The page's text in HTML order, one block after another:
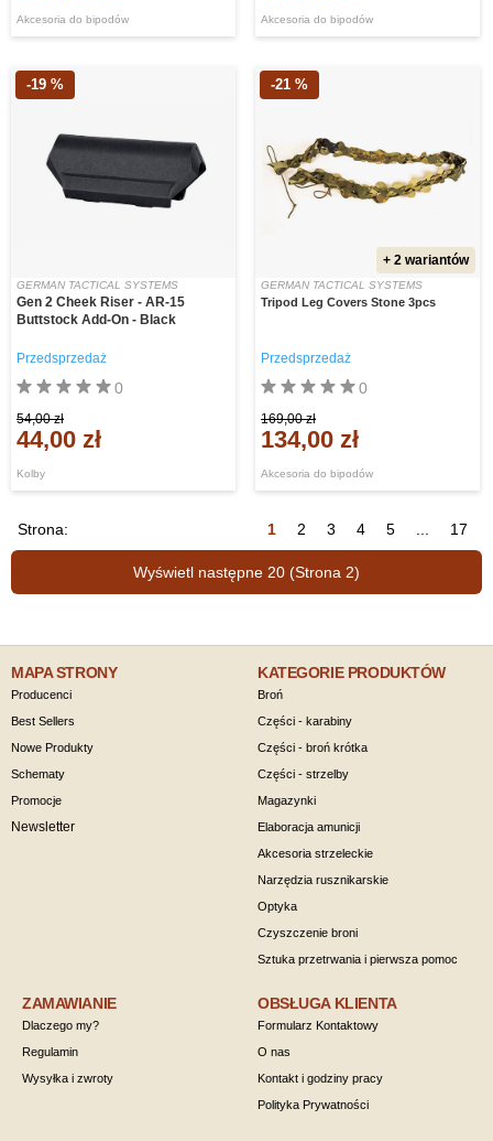
Akcesoria do bipodów Akcesoria do bipodów
-19 %
GERMAN TACTICAL SYSTEMS
Gen 2 Cheek Riser - AR-15
Buttstock Add-On - Black
Kolby
0
Przedsprzedaż
54,00 zł
44,00 zł
-21 %
+ 2 wariantów
GERMAN TACTICAL SYSTEMS
Tripod Leg Covers Stone 3pcs
Akcesoria do bipodów
0
Przedsprzedaż
169,00 zł
134,00 zł
Wyświetl następne 20 (Strona 2)
Strona: 1 2 3 4 5 17
MAPA STRONY
Producenci
Best Sellers
Nowe Produkty
Schematy
Promocje
Newsletter
KATEGORIE PRODUKTÓW
Broń
Części - karabiny
Części - broń krótka
Części - strzelby
Magazynki
Elaboracja amunicji
Akcesoria strzeleckie
Narzędzia rusznikarskie
Optyka
Czyszczenie broni
Sztuka przetrwania i pierwsza pomoc
ZAMAWIANIE
Dlaczego my?
Regulamin
Wysyłka i zwroty
OBSŁUGA KLIENTA
Formularz Kontaktowy
O nas
Kontakt i godziny pracy
Polityka Prywatności